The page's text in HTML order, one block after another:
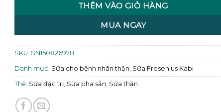
THÊM VÀO GIỎ HÀNG
MUA NGAY
SKU: SN150826978
Danh mục: Sữa cho bệnh nhân thận Sữa Fresenius Kabi
Thẻ: Sữa đặc trị, Sữa pha sẵn Sữa thận